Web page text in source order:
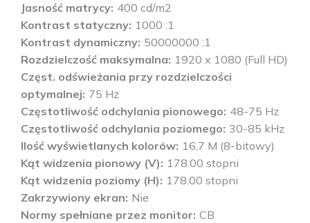
Jasność matrycy 400 cd/m2
Kontrast statyczny 1000 :1
Kontrast dynamiczny 50000000 :1
Rozdzielczość maksymalna 1920 x 1080 (Full HD)
Częst. odświeżania przy rozdzielczości
optymalnej 75 Hz
Częstotliwość odchylania pionowego 48-75 Hz
Częstotliwość odchylania poziomego 30-85 kHz
Ilość wyświetlanych kolorów 16,7 M (8-bitowy)
Kąt widzenia pionowy (V)
178.00 stopni
Kąt widzenia poziomy (H)
178.00 stopni
Zakrzywiony ekran Nie
Normy spełniane przez monitor CB